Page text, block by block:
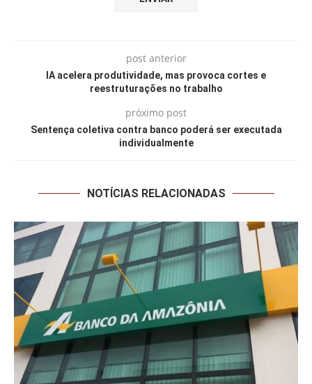
post anterior
IA acelera produtividade, mas provoca cortes e
reestruturações no trabalho
próximo post
Sentença coletiva contra banco poderá ser executada
individualmente
NOTÍCIAS RELACIONADAS